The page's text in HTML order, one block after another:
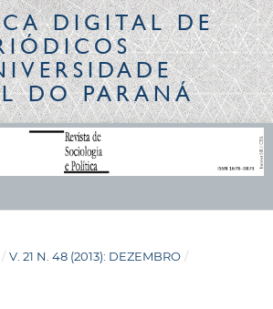
Legislação
Canais
DIGITALDE
DO PARANÁ
/ V. 21 N. 48 (2013): DEZEMBRO /